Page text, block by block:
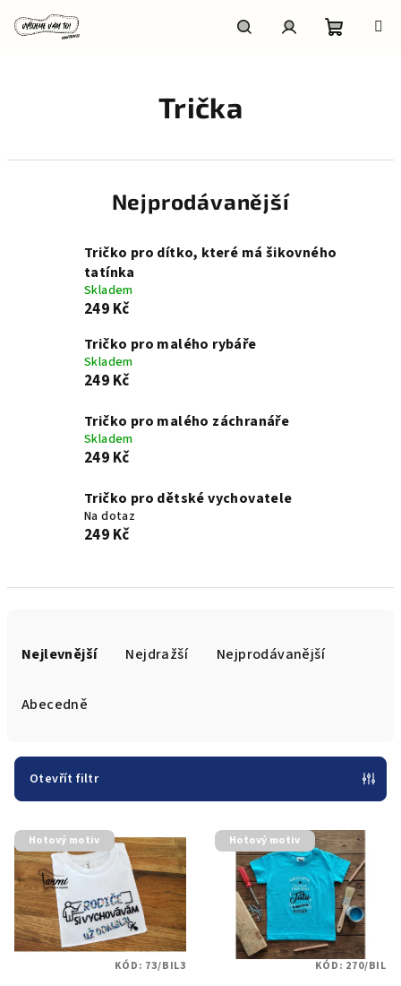
Trička
Nejprodávanější
Tričko pro dítko, které má šikovného
tatínka
Skladem
249 Kč
Tričko pro malého rybáře
Skladem
249 Kč
Tričko pro malého záchranáře
Skladem
249 Kč
Tričko pro dětské vychovatele
Na dotaz
249 Kč
r
o
d
u
k
t
ů
Nejlevnější Nejdražší Nejprodávanější
Abecedně
Otevřít filtr
V
ý
p
s
p
Hotový motiv
KÓD: 73/BIL3
Hotový motiv
KÓD: 270/BIL